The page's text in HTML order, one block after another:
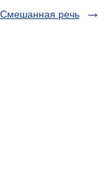
Смешанная речь